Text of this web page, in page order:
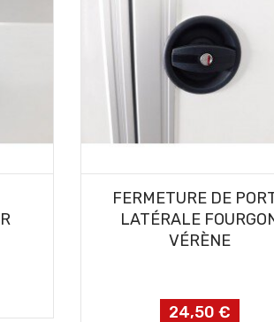
AJOUTER AU PANIER
FERMETURE DE
LATÉRALE
VÉRÈNE
Prix
24,50 €